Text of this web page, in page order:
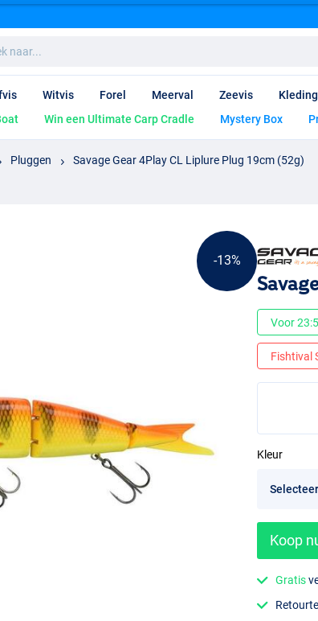
Witvis Forel Meerval Zeevis Kleding
Win een Ultimate Carp Cradle Mystery Box
Pluggen
Savage Gear 4Play CL Liplure Plug 19cm (52g)
-13%
Voor
Fishtival
Kleur
Koop
Gratis